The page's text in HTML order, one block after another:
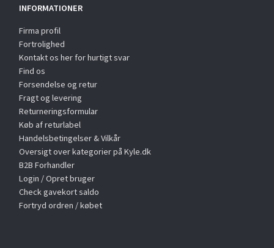
INFORMATIONER
Firma profil
Fortrolighed
Kontakt os her for hurtigt svar
Find os
Forsendelse og retur
Fragt og levering
Returneringsformular
Køb af returlabel
Handelsbetingelser & Vilkår
Oversigt over kategorier på Kyle.dk
B2B Forhandler
Login / Opret bruger
Check gavekort saldo
Fortryd ordren / købet